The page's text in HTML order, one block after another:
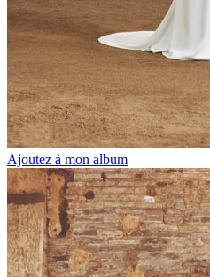
Ajoutez à mon album